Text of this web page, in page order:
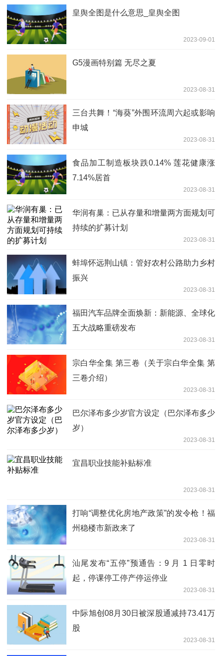
皇舆全图是什么意思_皇舆全图
2023-09-01
G5漫画特别篇 无尽之夏
2023-08-31
三台共舞！“海葵”外围环流周六起或影响
申城
2023-08-31
食品加工制造板块跌0.14% 莲花健康涨
7.14%居首
2023-08-31
华润有巢：已从存量和增量两方面规划可
持续的扩募计划
2023-08-31
蚌埠怀远荆山镇：管好农村公路助力乡村
振兴
2023-08-31
福田汽车品牌全面焕新：新能源、全球化
五大战略重磅发布
2023-08-31
宗白华全集 第三卷（关于宗白华全集 第
三卷介绍）
2023-08-31
巴尔泽布多少岁官方设定（巴尔泽布多少
岁）
2023-08-31
宜昌职业技能补贴标准
2023-08-31
打响“调整优化房地产政策”的发令枪！福
州稳楼市新政来了
2023-08-31
汕尾发布“五停”预通告：9 月 1 日零时
起，停课停工停产停运停业
2023-08-31
中际旭创08月30日被深股通减持73.41万
股
2023-08-31